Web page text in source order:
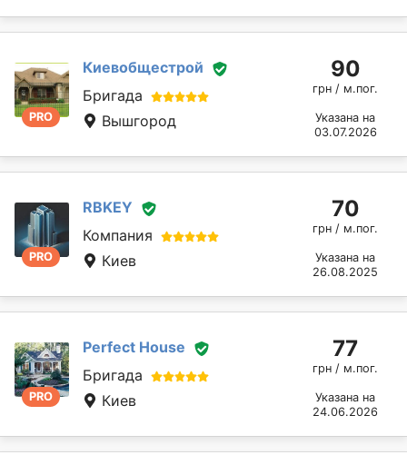
PRO
Киевобщестрой
Бригада
Вышгород
90
грн / м.пог.
Указана на
03.07.2026
PRO
RBKEY
Компания
Киев
70
грн / м.пог.
Указана на
26.08.2025
PRO
Perfect House
Бригада
Киев
77
грн / м.пог.
Указана на
24.06.2026